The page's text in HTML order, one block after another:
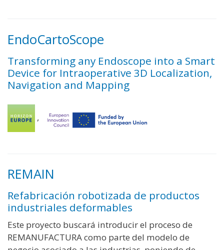
EndoCartoScope
Transforming any Endoscope into a Smart
Device for Intraoperative 3D Localization,
Navigation and Mapping
,
REMAIN
Refabricación robotizada de productos
industriales deformables
Este proyecto buscará introducir el proceso de
REMANUFACTURA como parte del modelo de